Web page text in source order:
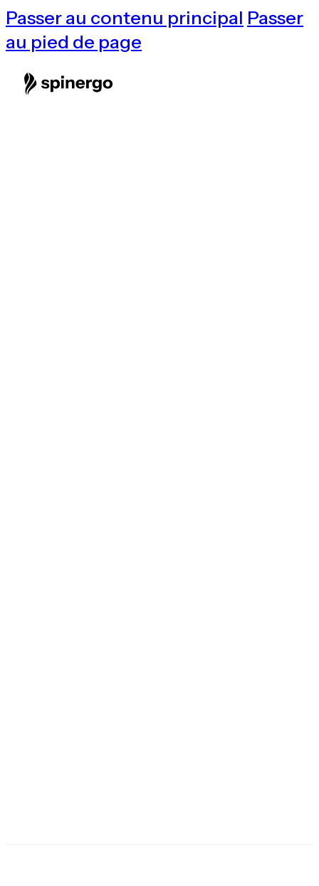
Passer au contenu principal Passer
au pied de page